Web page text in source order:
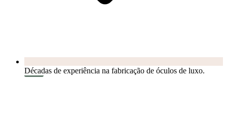
Décadas de experiência na fabricação de óculos de luxo.